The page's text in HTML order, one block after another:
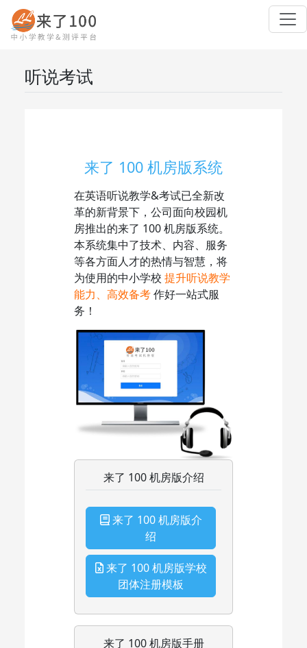
听说考试
来了 100 机房版系统
在英语听说教学&考试已全新改
革的新背景下，公司面向校园机
房推出的来了 100 机房版系统。
本系统集中了技术、内容、服务
等各方面人才的热情与智慧，将
为使用的中小学校 提升听说教学
能力、高效备考作好一站式服
务！
来了 100 机房版介绍
来了 100 机房版介
绍
来了 100 机房版学校
团体注册模板
来了 100 机房版手册